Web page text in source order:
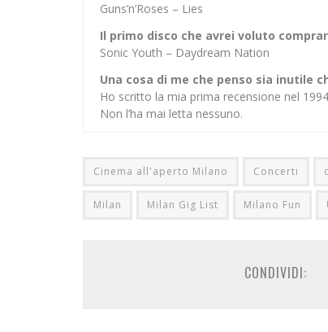
Guns’n’Roses – Lies
Il primo disco che avrei voluto
Sonic Youth – Daydream Nation
Una cosa di me che penso sia inutile
Ho scritto la mia prima recensione nel
Non l’ha mai letta nessuno.
Cinema all'aperto Milano Concerti
Milan Milan Gig List Milano Fun
CONDIVIDI: